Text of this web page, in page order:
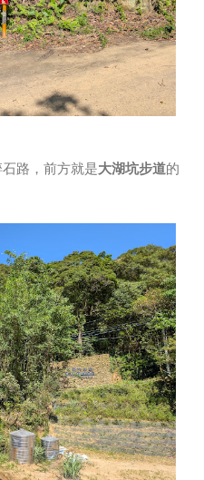
路，前方就是大湖坑步道的